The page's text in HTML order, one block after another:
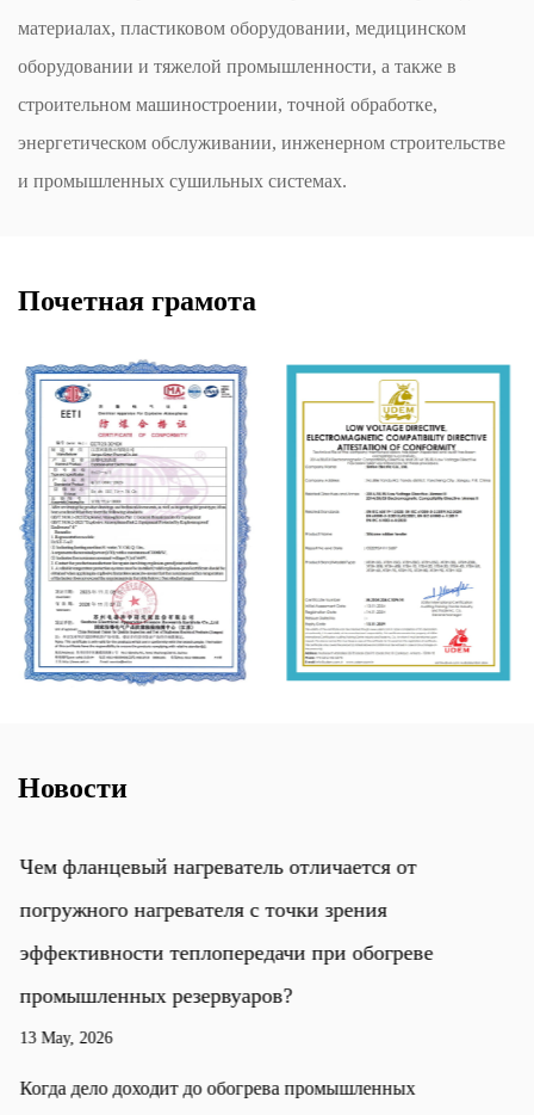
материалах, пластиковом оборудовании, медицинском
оборудовании и тяжелой промышленности, а также в
строительном машиностроении, точной обработке,
энергетическом обслуживании, инженерном строительстве
и промышленных сушильных системах.
Почетная грамота
Новости
Чем фланцевый нагреватель отличается от
погружного нагревателя с точки зрения
эффективности теплопередачи при обогреве
промышленных резервуаров?
13 May, 2026
Когда дело доходит до обогрева промышленных